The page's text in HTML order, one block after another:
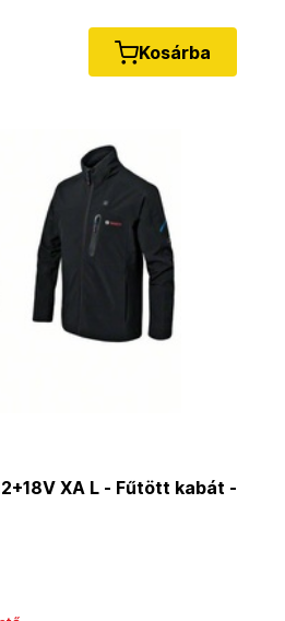
Kosárba
XA L - Fűtött kabát -